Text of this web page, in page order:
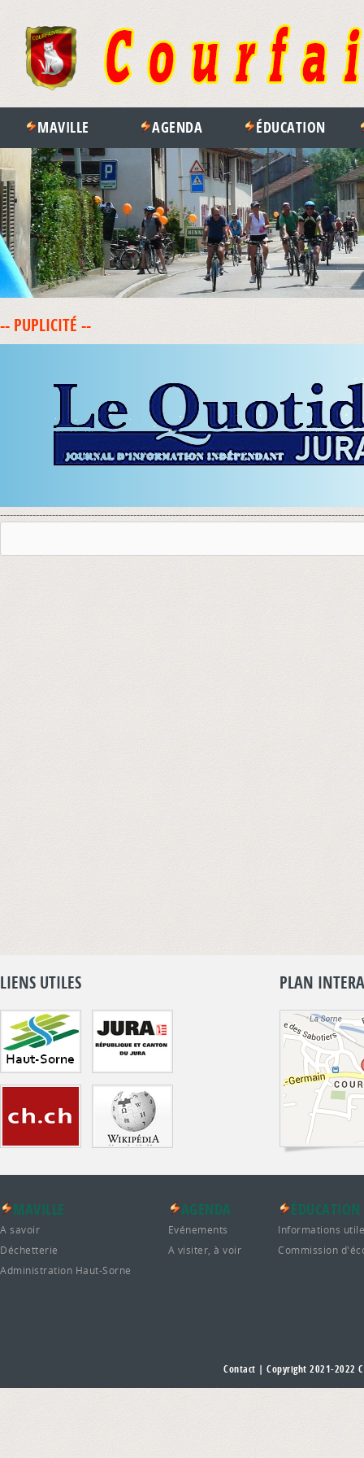
MAVILLE AGENDA ÉDUCATION
-- PUPLICITÉ --
LIENS UTILES PLAN
MAVILLE
A savoir
Déchetterie
Administration Haut-Sorne
AGENDA
Evénements
A visiter, à voir
ÉDUCATION
Informations
Commission
Contact | Copyright 2021-2022